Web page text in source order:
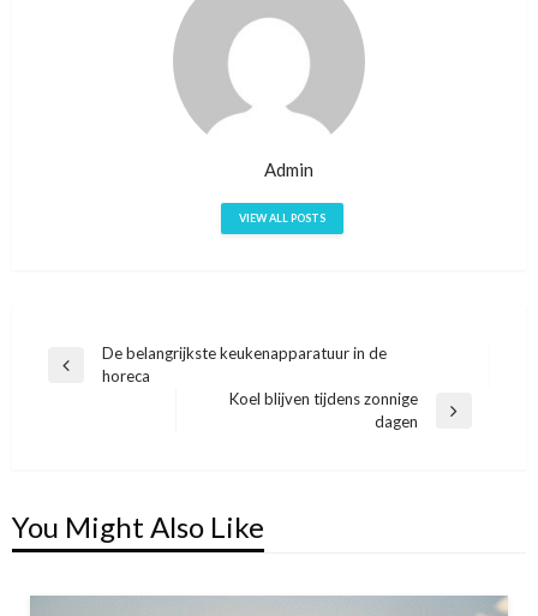
Admin
VIEW ALL POSTS
Bericht
Previous
De belangrijkste keukenapparatuur in de
horeca
Koel blijven tijdens zonnige
dagen
You Might Also Like